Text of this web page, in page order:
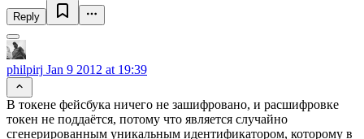
Reply
philpirj Jan 9 2012 at 19:39
В токене фейсбука ничего не зашифровано, и расшифровке
токен не поддаётся, потому что является случайно
сгенерированным уникальным идентификатором, которому в